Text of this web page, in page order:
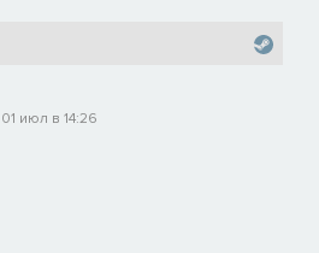
июл в 14:26